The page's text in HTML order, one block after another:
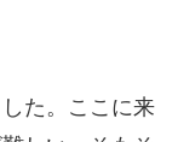
た。ここに来